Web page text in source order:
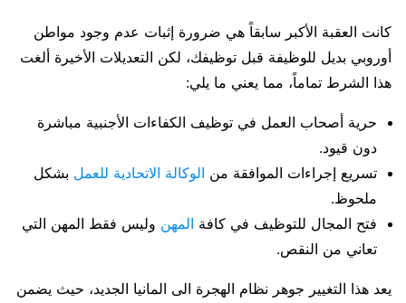
كانت العقبة الأكبر سابقاً هي ضرورة إثبات عدم وجود مواطن
أوروبي بديل للوظيفة قبل توظيفك، لكن التعديلات الأخيرة ألغت
هذا الشرط تماماً، مما يعني ما يلي:
حرية أصحاب العمل في توظيف الكفاءات الأجنبية مباشرة
دون قيود.
تسريع إجراءات الموافقة من الوكالة الاتحادية للعمل بشكل
ملحوظ.
فتح المجال للتوظيف في كافة المهن وليس فقط المهن التي
تعاني من النقص.
يعد هذا التغيير جوهر نظام الهجرة الى المانيا الجديد، حيث يضمن